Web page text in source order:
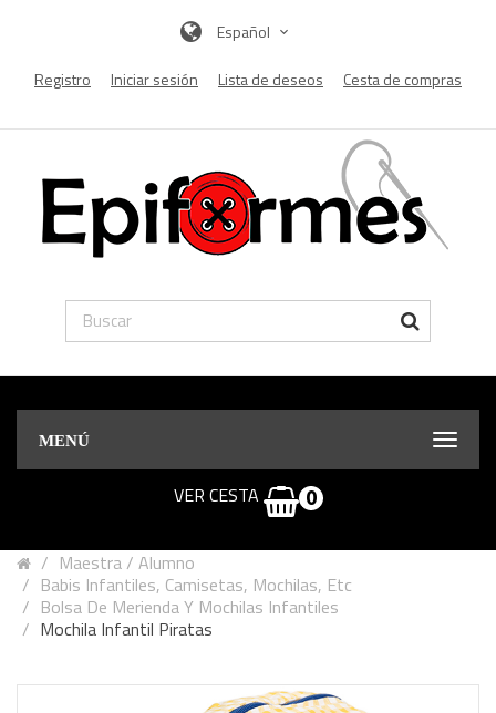
Español
Registro Iniciar sesión Lista de deseos Cesta de compras
MENÚ
VER CESTA 0
Maestra / Alumno
Babis Infantiles, Camisetas, Mochilas, Etc
Bolsa De Merienda Y Mochilas Infantiles
Mochila Infantil Piratas